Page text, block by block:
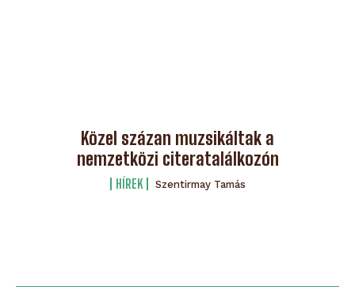
Közel százan muzsikáltak a
nemzetközi citeratalálkozón
HÍREK Szentirmay Tamás